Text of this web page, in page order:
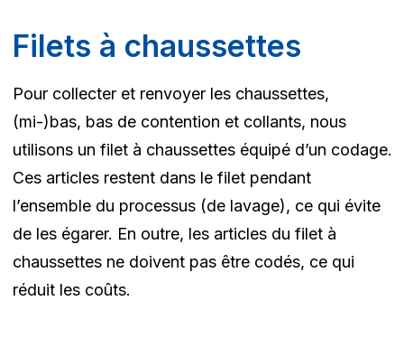
Filets à chaussettes
Pour collecter et renvoyer les chaussettes,
(mi-)bas, bas de contention et collants, nous
utilisons un filet à chaussettes équipé d’un codage.
Ces articles restent dans le filet pendant
l’ensemble du processus (de lavage), ce qui évite
de les égarer. En outre, les articles du filet à
chaussettes ne doivent pas être codés, ce qui
réduit les coûts.